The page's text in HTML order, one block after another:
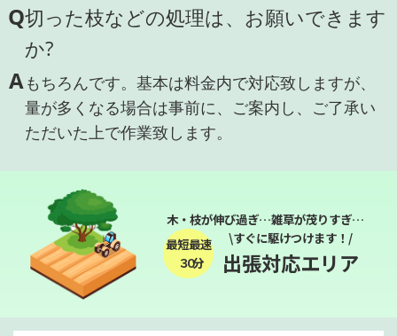
Q切った枝などの処理は、お願いできます
か?
Aもちろんです。基本は料金内で対応致しますが、
量が多くなる場合は事前に、ご案内し、ご了承い
ただいた上で作業致します。
木・枝が伸び過ぎ…雑草が茂りすぎ…
最短最速
３０分
\すぐに駆けつけます！/
出張対応エリア